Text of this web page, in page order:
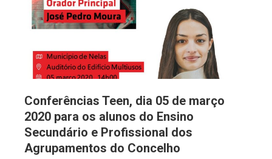
Conferências Teen, dia 05 de março
2020 para os alunos do Ensino
Secundário e Profissional dos
Agrupamentos do Concelho